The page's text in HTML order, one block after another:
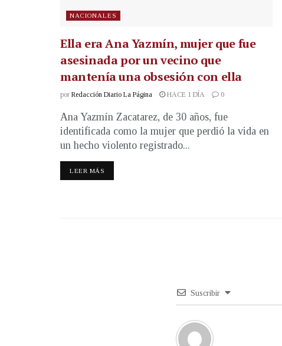
NACIONALES
Ella era Ana Yazmín, mujer que fue
asesinada por un vecino que
mantenía una obsesión con ella
por Redacción Diario La Página HACE 1 DÍA 0
Ana Yazmín Zacatarez, de 30 años, fue
identificada como la mujer que perdió la vida en
un hecho violento registrado...
LEER MÁS
Suscribir